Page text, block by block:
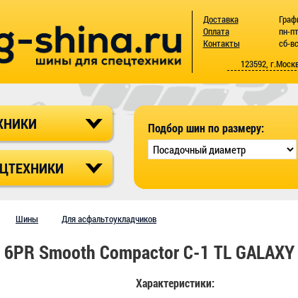
Доставка
Оплата
Контакты
пн-
сб-
123592,
Подбор шин по размеру:
Шины Для асфальтоукладчиков
Smooth Compactor C-1 TL GALAXY
Характеристики: